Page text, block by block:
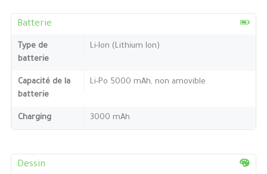
Batterie
Type de
batterie
Li-Ion (Lithium Ion)
Capacité de la
batterie
Li-Po 5000 mAh, non amovible
Charging 3000 mAh
Dessin